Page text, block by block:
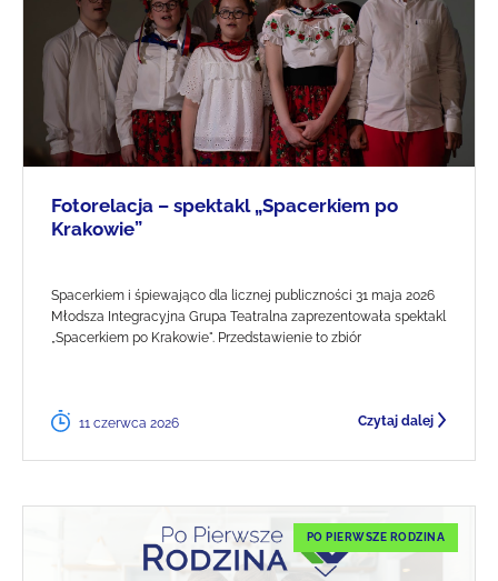
Fotorelacja – spektakl „Spacerkiem po
Krakowie”
Spacerkiem i śpiewająco dla licznej publiczności 31 maja 2026
Młodsza Integracyjna Grupa Teatralna zaprezentowała spektakl
„Spacerkiem po Krakowie". Przedstawienie to zbiór
11 czerwca 2026 Czytaj dalej
PO PIERWSZE RODZINA